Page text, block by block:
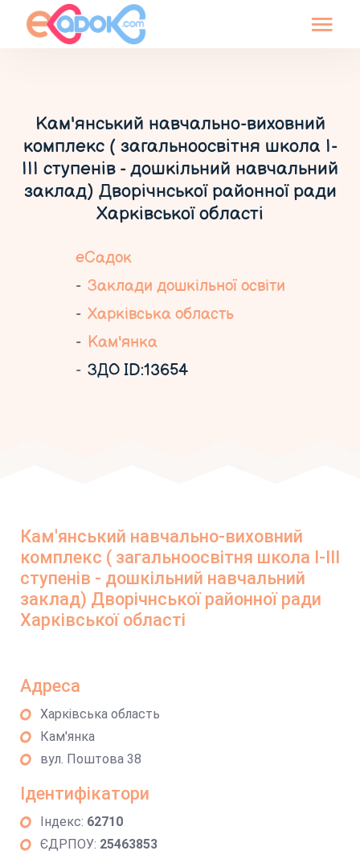
Кам'янський навчально-виховний
комплекс ( загальноосвітня школа І-
ІІІ ступенів - дошкільний навчальний
заклад) Дворічнської районної ради
Харківської області
еСадок
Заклади дошкільної освіти
Харківська область
Кам'янка
ЗДО ID:13654
Кам'янський навчально-виховний
комплекс ( загальноосвітня школа І-ІІІ
ступенів - дошкільний навчальний
заклад) Дворічнської районної ради
Харківської області
Адреса
Харківська область
Кам'янка
вул. Поштова 38
Ідентифікатори
Індекс: 62710
ЄДРПОУ: 25463853